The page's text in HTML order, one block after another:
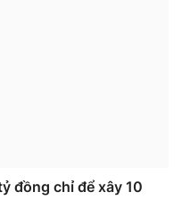
đồng chỉ để xây 10